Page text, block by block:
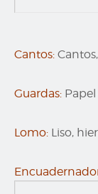
Cantos:
Guardas:
Lomo: Liso,